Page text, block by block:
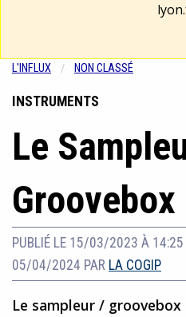
L'INFLUX NON CLASSÉ
INSTRUMENTS
Le
Groovebox
PUBLIÉ LE 15/03/2023 À 14:25
05/04/2024 PAR LA COGIP
Le sampleur / groovebox